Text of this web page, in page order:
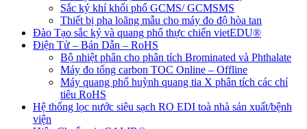
Sắc ký khí khối phổ GCMS/ GCMSMS
Thiết bị pha loãng mẫu cho máy đo độ hòa tan
Đào Tạo sắc ký và quang phổ thực chiến vietEDU®
Điện Tử – Bán Dẫn – RoHS
Bộ nhiệt phân cho phân tích Brominated và Phthalate
Máy đo tổng carbon TOC Online – Offline
Máy quang phổ huỳnh quang tia X phân tích các chỉ
tiêu RoHS
Hệ thống lọc nước siêu sạch RO EDI​​ toà nhà sản xuất/bệnh
viện